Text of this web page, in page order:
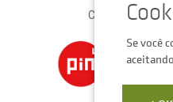
Configurações de
Se você